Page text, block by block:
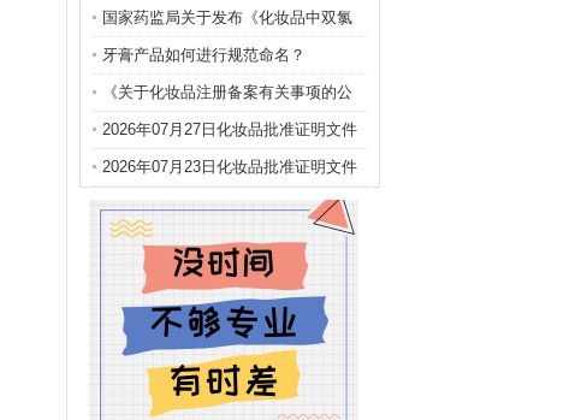
全通用要求》及官方解读
药监局关于化妆品注册备案有关事项
的公告》问答
国家药监局关于发布《化妆品中双氯
芬酸钠的测定》等2项化妆品补充检验
方法的公告（2026年第72号）
牙膏产品如何进行规范命名？
《关于化妆品注册备案有关事项的公
告》问答
2026年07月27日化妆品批准证明文件
送达信息
2026年07月23日化妆品批准证明文件
送达信息